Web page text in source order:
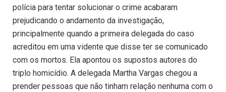
polícia para tentar solucionar o crime acabaram
prejudicando o andamento da investigação,
principalmente quando a primeira delegada do caso
acreditou em uma vidente que disse ter se comunicado
com os mortos. Ela apontou os supostos autores do
triplo homicídio. A delegada Martha Vargas chegou a
prender pessoas que não tinham relação nenhuma com o